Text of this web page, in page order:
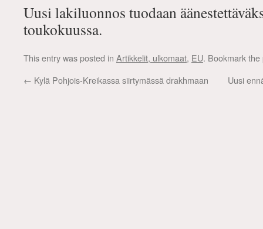
Uusi lakiluonnos tuodaan
toukokuussa.
This entry was posted in Artikkelit, ulkomaat, EU. Bookmark the
← Kylä Pohjois-Kreikassa siirtymässä drakhmaan Uusi